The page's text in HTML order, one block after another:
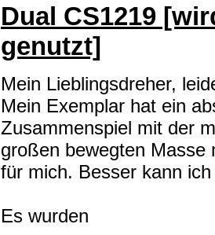
Dual CS1219
genutzt]
Mein Lieblingsdreher,
Mein Exemplar hat ein
Zusammenspiel mit der
großen bewegten Masse
für mich. Besser kann
Es wurden